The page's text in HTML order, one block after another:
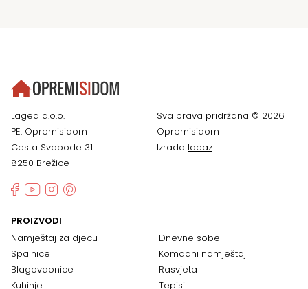
Lagea d.o.o.
PE: Opremisidom
Cesta Svobode 31
8250 Brežice
Sva prava pridržana © 2026
Opremisidom
Izrada Ideaz
PROIZVODI
Namještaj za djecu
Spalnice
Blagovaonice
Kuhinje
Dnevne sobe
Komadni namještaj
Rasvjeta
Tepisi